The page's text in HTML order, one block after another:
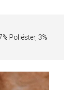
Poliéster, 3%